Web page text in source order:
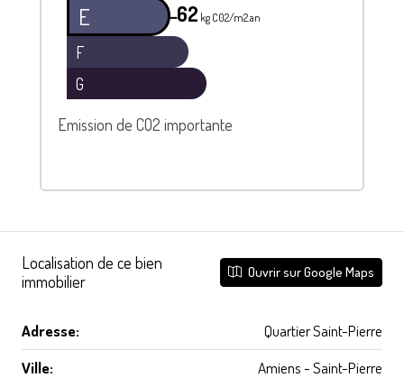
E ━62 kg C02/m2.an
F
G
Emission de CO2 importante
Localisation de ce bien
immobilier
Ouvrir sur Google Maps
Adresse:
Quartier Saint-Pierre
Ville:
Amiens - Saint-Pierre